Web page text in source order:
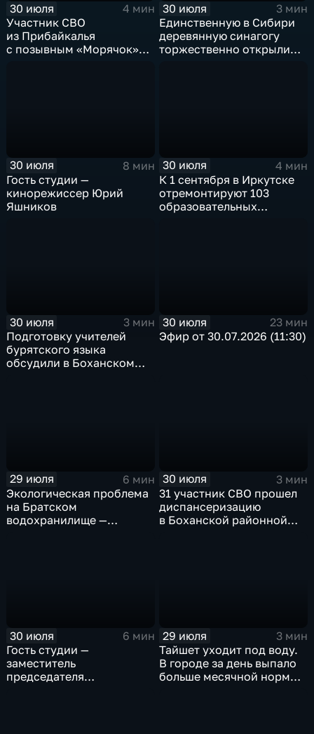
30 июля
4 мин
Участник СВО
из Прибайкалья
с позывным «Морячок»
30 июля
3 мин
Единственную в Сибири
деревянную синагогу
торжественно открыли
30 июля
8 мин
Гость студии —
кинорежиссер Юрий
Яшников
30 июля
4 мин
К 1 сентября в Иркутске
отремонтируют 103
образовательных
30 июля
3 мин
Подготовку учителей
бурятского языка
обсудили в Боханском
30 июля
23 мин
Эфир от 30.07.2026 (11:30)
29 июля
6 мин
Экологическая проблема
на Братском
водохранилище —
30 июля
3 мин
31 участник СВО прошел
диспансеризацию
в Боханской районной
30 июля
6 мин
Гость студии —
заместитель
председателя
29 июля
3 мин
Тайшет уходит под воду.
В городе за день выпало
больше месячной нормы